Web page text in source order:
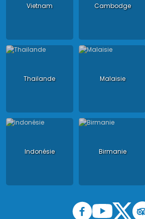
Vietnam Cambodge
Thailande Malaisie
Indonésie Birmanie